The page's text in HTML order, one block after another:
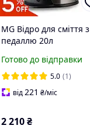
MG Відро для сміття з
педаллю 20л
ведро Відро відро
кругле Матовое ведро
для мусора Велике
відро для сміття
Готово до відправки
5.0 (1)
від221 ₴/міс
2 210 ₴